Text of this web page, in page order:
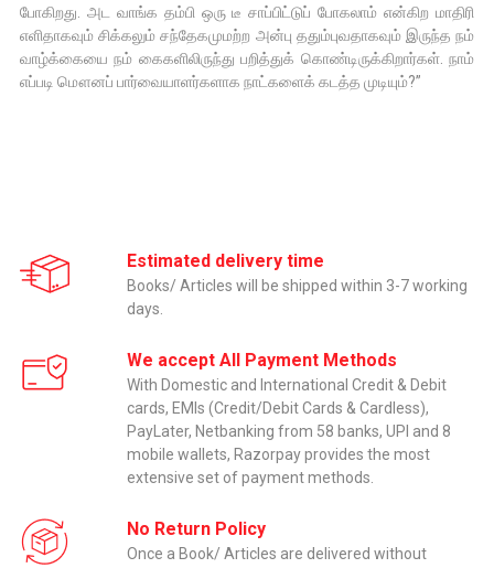
போகிறது. அட வாங்க தம்பி ஒரு டீ சாப்பிட்டுப் போகலாம் என்கிற மாதிரி
எளிதாகவும் சிக்கலும் சந்தேகமுமற்ற அன்பு ததும்புவதாகவும் இருந்த நம்
வாழ்க்கையை நம் கைகளிலிருந்து பறித்துக் கொண்டிருக்கிறார்கள். நாம்
எப்படி மௌனப் பார்வையாளர்களாக நாட்களைக் கடத்த முடியும்?”
Estimated delivery time
Books/ Articles will be shipped within 3-7 working
days.
We accept All Payment Methods
With Domestic and International Credit & Debit
cards, EMIs (Credit/Debit Cards & Cardless),
PayLater, Netbanking from 58 banks, UPI and 8
mobile wallets, Razorpay provides the most
extensive set of payment methods.
No Return Policy
Once a Book/ Articles are delivered without